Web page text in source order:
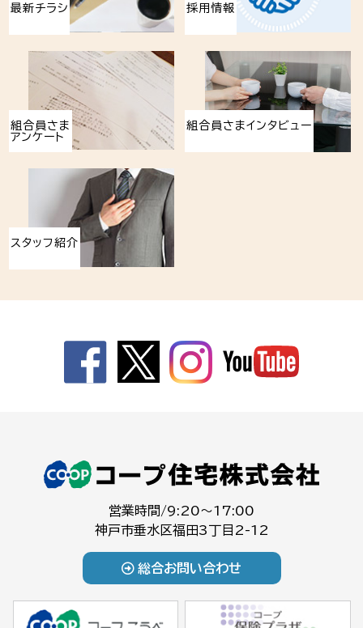
最新チラシ 採用情報
組合員さま
アンケート
組合員さまインタビュー
スタッフ紹介
営業時間/9:20～17:00
神戸市垂水区福田3丁目2-12
総合お問い合わせ